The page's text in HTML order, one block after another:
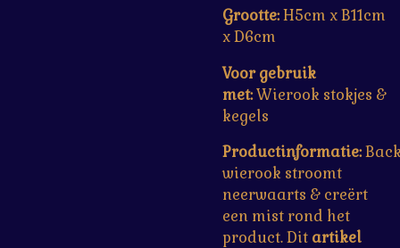
Grootte:H5cm x B11cm
x D6cm
Voor gebruik
met:Wierook stokjes &
kegels
Productinformatie:
wierook stroomt
neerwaarts & creërt
een mist rond het
product. Dit artikel